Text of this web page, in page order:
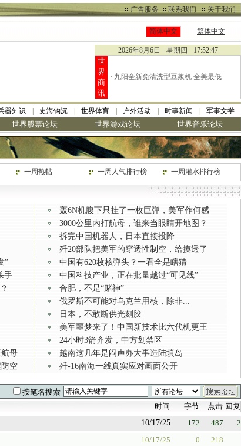
广告服务 联系我们 关于我们
简体中文 繁体中文
2026年8月6日 星期四 17:52:48
世
界
商
讯
· 九阳全新免清洗型豆浆机 全美最低
器知识 史海钩沉 世界体育 户外活动 时事新闻 军事文学
世界股票论坛 世界游戏论坛 世界音乐论坛
一周热帖 一周人气排行榜 一周灌水排行榜
轰6N机腹下只挂了一枚巨弹，美军作何感
3000公里内打航母，谁来当眼睛开地图？
拆完中国机器人，日本直接投降
歼20部队把美军的穿透性制空，给摸透了
”
中国有620枚核弹头？一看全是瞎猜
手
中国科技产业，正在批量越过“可见线”
合肥，不是“赌神”
俄罗斯不可能对乌克兰用核，除非...
日本，不敢断供光刻胶
美军噩梦来了！中国新技术比六代机更王
24小时3箭齐发，中方划禁区
母
越南这几年是闷声办大事造陆填岛
空
歼-16南海一线真实应对画面公开
按笔名搜索
时间 字节 点击 回复
10/17/25 172 487
2
10/17/25 0
218